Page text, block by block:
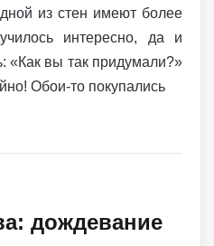
из стен имеют более
интересно, да и
«Как вы так придумали?»
Обои-то покупались
дождевание